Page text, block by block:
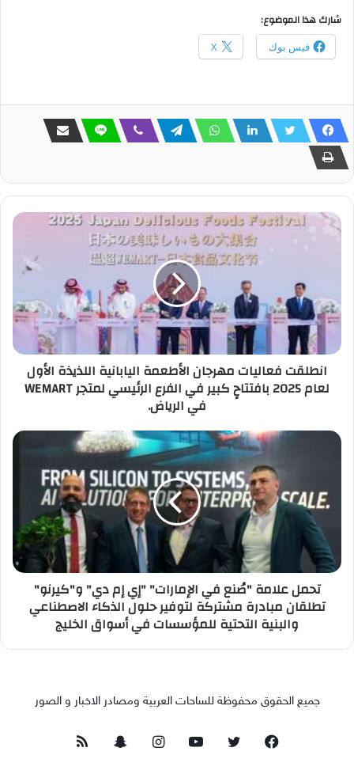
شارك هذا الموضوع:
فيس بوك X
انطلقت فعاليات مهرجان الأطعمة اليابانية اللذيذة الأول
لعام 2025 بافتتاحٍ كبير في الفرع الرئيسي لمتجر WEMART
في الرياض.
تحمل علامة "صُنع في الإمارات" "إي إم دي" و"كيرنو"
تطلقان مبادرة مشتركة لتوفير حلول الذكاء الاصطناعي
والبنية التحتية للمؤسسات في أسواق الخليج
جميع الحقوق محفوظة للساحات العربية ومصادر الاخبار و الصور
فيسبوك تويتر يوتيوبانستقرامسناب ملخص